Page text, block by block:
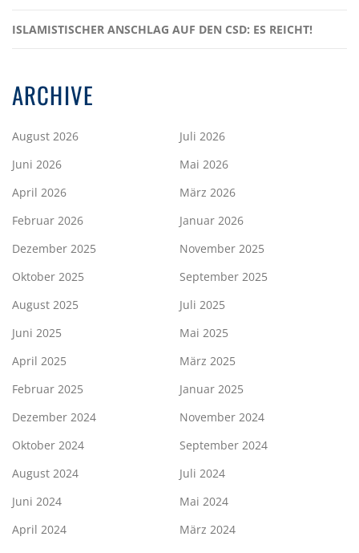
ISLAMISTISCHER ANSCHLAG AUF DEN CSD: ES REICHT!
ARCHIVE
August 2026
Juli 2026
Juni 2026
Mai 2026
April 2026
März 2026
Februar 2026
Januar 2026
Dezember 2025
November 2025
Oktober 2025
September 2025
August 2025
Juli 2025
Juni 2025
Mai 2025
April 2025
März 2025
Februar 2025
Januar 2025
Dezember 2024
November 2024
Oktober 2024
September 2024
August 2024
Juli 2024
Juni 2024
Mai 2024
April 2024
März 2024